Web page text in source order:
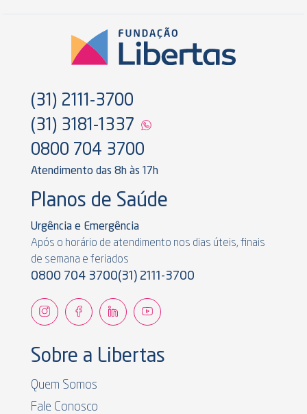
(31) 2111-3700
(31) 3181-1337
0800 704 3700
Atendimento das 8h às 17h
Planos de Saúde
Urgência e Emergência
Após o horário de atendimento nos dias úteis, finais
de semana e feriados
0800 704 3700(31) 2111-3700
Sobre a Libertas
Quem Somos
Fale Conosco